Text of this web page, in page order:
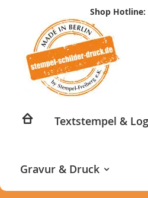
Shop Hotline:
springen
Textstempel &
Gravur & Druck